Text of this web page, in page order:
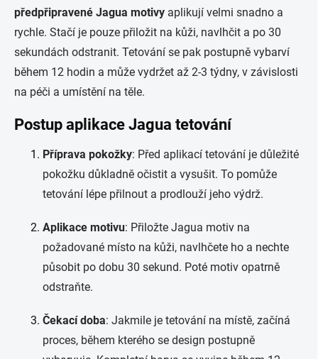
předpřipravené Jagua motivy aplikují velmi snadno a
rychle. Stačí je pouze přiložit na kůži, navlhčit a po 30
sekundách odstranit. Tetování se pak postupně vybarví
během 12 hodin a může vydržet až 2-3 týdny, v závislosti
na péči a umístění na těle.
Postup aplikace Jagua tetování
Příprava pokožky: Před aplikací tetování je důležité
pokožku důkladně očistit a vysušit. To pomůže
tetování lépe přilnout a prodlouží jeho výdrž.
Aplikace motivu: Přiložte Jagua motiv na
požadované místo na kůži, navlhčete ho a nechte
působit po dobu 30 sekund. Poté motiv opatrně
odstraňte.
Čekací doba: Jakmile je tetování na místě, začíná
proces, během kterého se design postupně